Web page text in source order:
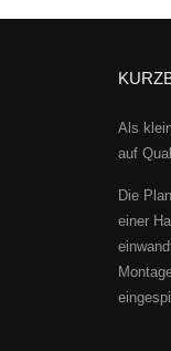
Als
auf
Die
einer